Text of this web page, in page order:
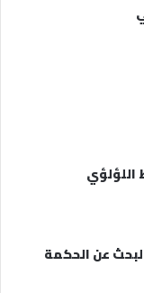
اللؤلؤي
عن الحكمة